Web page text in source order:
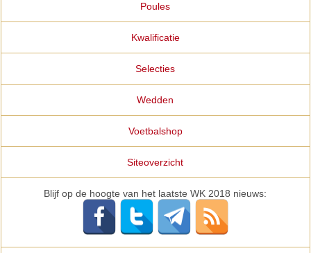
Poules
Kwalificatie
Selecties
Wedden
Voetbalshop
Siteoverzicht
Blijf op de hoogte van het laatste WK 2018 nieuws: